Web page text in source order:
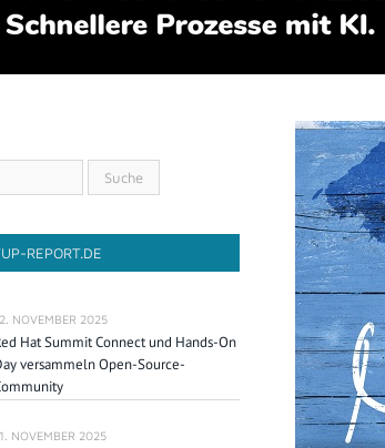
REPORT.DE
NOVEMBER 2025
Hat Summit Connect und Hands-On
versammeln Open-Source-
NOVEMBER 2025